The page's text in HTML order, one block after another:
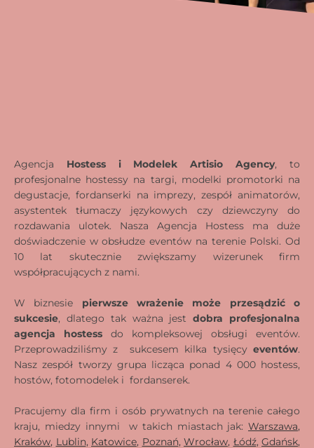
Agencja Hostess i Modelek Artisio Agency, to
profesjonalne hostessy na targi, modelki promotorki na
degustacje, fordanserki na imprezy, zespół animatorów,
asystentek tłumaczy językowych czy dziewczyny do
rozdawania ulotek. Nasza Agencja Hostess ma duże
doświadczenie w obsłudze eventów na terenie Polski. Od
10 lat skutecznie zwiększamy wizerunek firm
współpracujących z nami.
W biznesie pierwsze wrażenie może przesądzić o
sukcesie, dlatego tak ważna jestdobra profesjonalna
agencja hostess do kompleksowej obsługi eventów.
Przeprowadziliśmy z sukcesem kilka tysięcyeventów.
Nasz zespół tworzy grupa licząca ponad 4 000 hostess,
hostów, fotomodelek i fordanserek.
Pracujemy dla firm i osób prywatnych na terenie całego
kraju, miedzy innymi w takich miastach jak: Warszawa,
Kraków, Lublin, Katowice, Poznań, Wrocław, Łódź, Gdańsk,